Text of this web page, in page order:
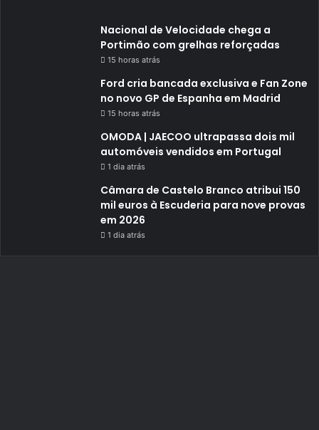
Nacional de Velocidade chega a
Portimão com grelhas reforçadas
15 horas atrás
Ford cria bancada exclusiva e Fan Zone
no novo GP de Espanha em Madrid
15 horas atrás
OMODA | JAECOO ultrapassa dois mil
automóveis vendidos em Portugal
1 dia atrás
Câmara de Castelo Branco atribui 150
mil euros à Escuderia para nove provas
em 2026
1 dia atrás